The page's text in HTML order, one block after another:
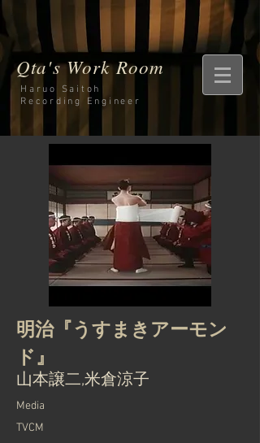
Qta's Work Room
Haruo Saitoh
Recording
Engineer
明治『うすまきアーモン
ド』
山本譲二,米倉涼子
​Media
TVCM